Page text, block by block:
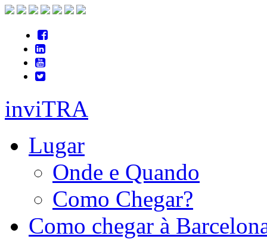
inviTRA
Lugar
Onde e Quando
Como Chegar?
Como chegar à